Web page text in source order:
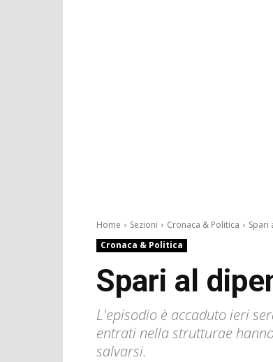
Home Sezioni Cronaca & Politica
Spari
Cronaca & Politica
Spari al
L'episodio è accaduto ieri
entrati nella strutturae
salvarsi.